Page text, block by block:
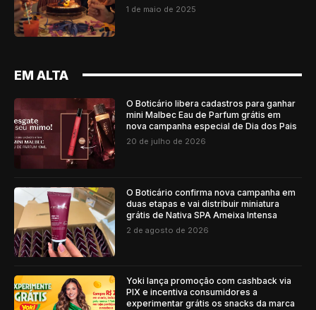
1 de maio de 2025
EM ALTA
O Boticário libera cadastros para ganhar
mini Malbec Eau de Parfum grátis em
nova campanha especial de Dia dos Pais
20 de julho de 2026
O Boticário confirma nova campanha em
duas etapas e vai distribuir miniatura
grátis de Nativa SPA Ameixa Intensa
2 de agosto de 2026
Yoki lança promoção com cashback via
PIX e incentiva consumidores a
experimentar grátis os snacks da marca